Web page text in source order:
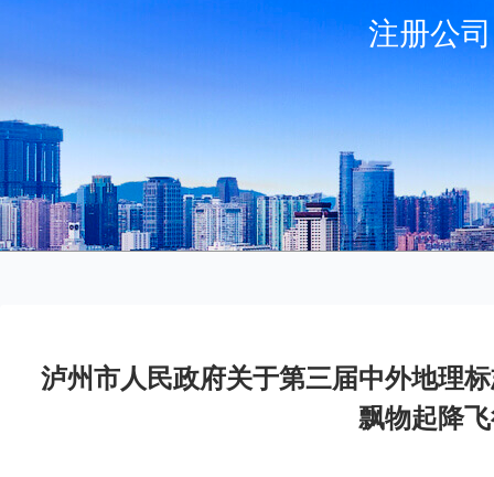
注册公
泸州市人民政府关于第三届中外地理
飘物起降